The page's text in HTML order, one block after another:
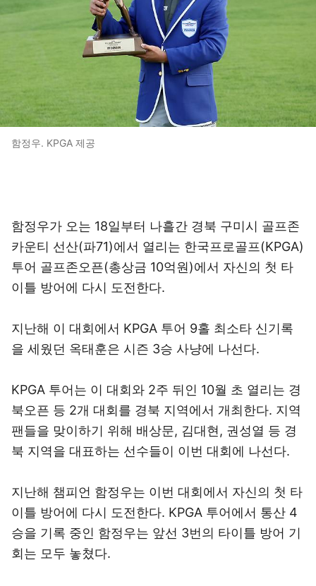
함정우. KPGA 제공
함정우가 오는 18일부터 나흘간 경북 구미시 골프존
카운티 선산(파71)에서 열리는 한국프로골프(KPGA)
투어 골프존오픈(총상금 10억원)에서 자신의 첫 타
이틀 방어에 다시 도전한다.
지난해 이 대회에서 KPGA 투어 9홀 최소타 신기록
을 세웠던 옥태훈은 시즌 3승 사냥에 나선다.
KPGA 투어는 이 대회와 2주 뒤인 10월 초 열리는 경
북오픈 등 2개 대회를 경북 지역에서 개최한다. 지역
팬들을 맞이하기 위해 배상문, 김대현, 권성열 등 경
북 지역을 대표하는 선수들이 이번 대회에 나선다.
지난해 챔피언 함정우는 이번 대회에서 자신의 첫 타
이틀 방어에 다시 도전한다. KPGA 투어에서 통산 4
승을 기록 중인 함정우는 앞선 3번의 타이틀 방어 기
회는 모두 놓쳤다.